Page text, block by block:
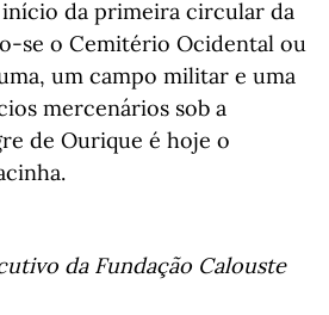
início da primeira circular da
se o Cemitério Ocidental ou
um campo militar e uma
mercenários sob a
de Ourique é hoje o
da Fundação Calouste